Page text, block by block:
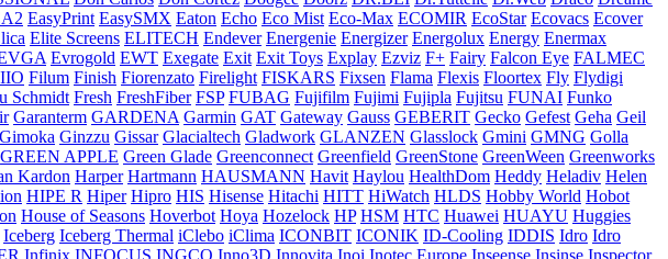
EasyPrint EasySMX Eaton Echo Eco Mist Eco-Max ECOMIR EcoStar Ecovacs Ecover
Elite Screens ELITECH Endever Energenie Energizer Energolux Energy Enermax
Evrogold EWT Exegate Exit Exit Toys Explay Ezviz F+ Fairy Falcon Eye FALMEC
Filum Finish Fiorenzato Firelight FISKARS Fixsen Flama Flexis Floortex Fly Flydigi
Schmidt Fresh FreshFiber FSP FUBAG Fujifilm Fujimi Fujipla Fujitsu FUNAI Funko
Garanterm GARDENA Garmin GAT Gateway Gauss GEBERIT Gecko Gefest Geha Geil
Gimoka Ginzzu Gissar Glacialtech Gladwork GLANZEN Glasslock Gmini GMNG Golla
GREEN APPLE Green Glade Greenconnect Greenfield GreenStone GreenWeen Greenworks
Kardon Harper Hartmann HAUSMANN Havit Haylou HealthDom Heddy Heladiv Helen
HIPE R Hiper Hipro HIS Hisense Hitachi HITT HiWatch HLDS Hobby World Hobot
House of Seasons Hoverbot Hoya Hozelock HP HSM HTC Huawei HUAYU Huggies
Iceberg Iceberg Thermal iClebo iClima ICONBIT ICONIK ID-Cooling IDDIS Idro Idro
Infinix INFOCUS INGCO Inno3D Innovita Inoi Inotec Europe Inseense Insinse Inspector